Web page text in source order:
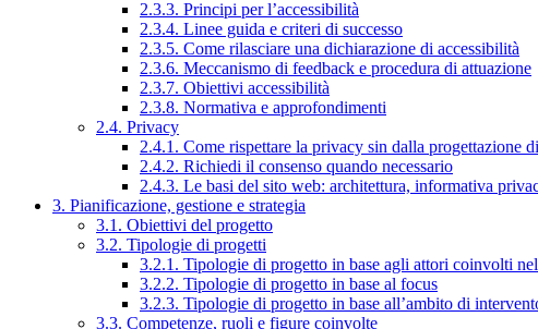
2.3.3. Principi per l’accessibilità
2.3.4. Linee guida e criteri di successo
2.3.5. Come rilasciare una dichiarazione di accessibilità
2.3.6. Meccanismo di feedback e procedura di attuazione
2.3.7. Obiettivi accessibilità
2.3.8. Normativa e approfondimenti
2.4. Privacy
2.4.1. Come rispettare la privacy sin dalla progettazione
2.4.2. Richiedi il consenso quando necessario
2.4.3. Le basi del sito web: architettura, informativa
3. Pianificazione, gestione e strategia
3.1. Obiettivi del progetto
3.2. Tipologie di progetti
3.2.1. Tipologie di progetto in base agli attori coinvolti
3.2.2. Tipologie di progetto in base al focus
3.2.3. Tipologie di progetto in base all’ambito di
3.3. Competenze, ruoli e figure coinvolte